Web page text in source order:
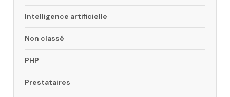
Intelligence artificielle
Non classé
PHP
Prestataires